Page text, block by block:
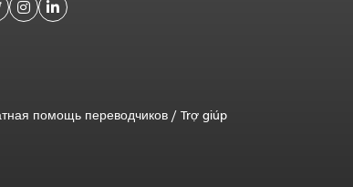
 
помощь переводчиков / Trợ giúp